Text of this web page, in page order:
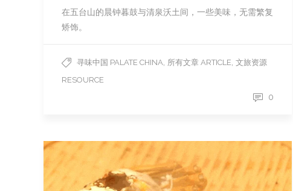
在五台山的晨钟暮鼓与清泉沃土间，一些美味，无需繁复
矫饰。
寻味中国 PALATE CHINA 所有文章 ARTICLE 文旅资源
RESOURCE
0